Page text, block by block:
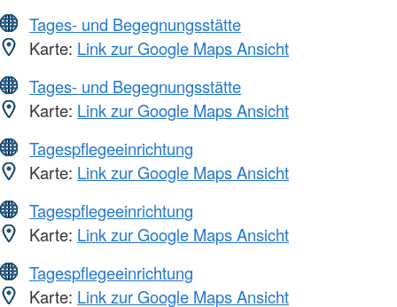
Tages- und Begegnungsstätte
Karte: Link zur Google Maps Ansicht
Tages- und Begegnungsstätte
Karte: Link zur Google Maps Ansicht
Tagespflegeeinrichtung
Karte: Link zur Google Maps Ansicht
Tagespflegeeinrichtung
Karte: Link zur Google Maps Ansicht
Tagespflegeeinrichtung
Karte: Link zur Google Maps Ansicht